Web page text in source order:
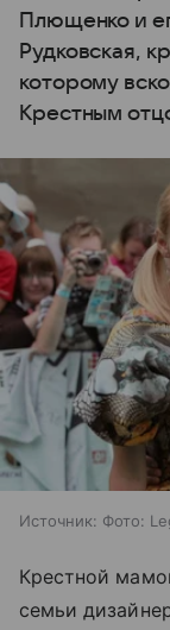
Плющенко и
Рудковская,
которому
Крестным
Источник: Фото:
Крестной
семьи